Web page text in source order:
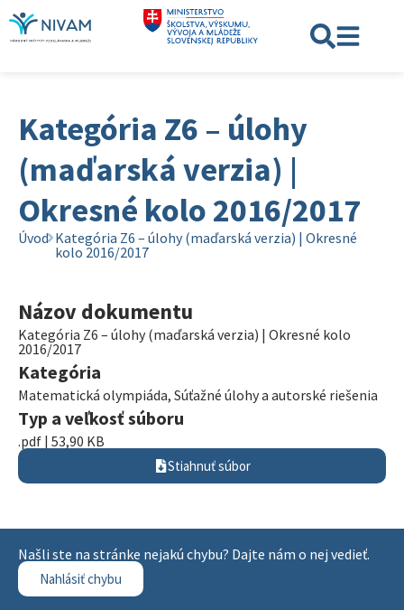
Kategória Z6 – úlohy
(maďarská verzia) |
Okresné kolo 2016/2017
Úvod Kategória Z6 – úlohy (maďarská verzia) | Okresné
kolo 2016/2017
Názov dokumentu
Kategória Z6 – úlohy (maďarská verzia) | Okresné kolo
2016/2017
Kategória
Matematická olympiáda, Súťažné úlohy a autorské riešenia
Typ a veľkosť súboru
.pdf | 53,90 KB
Stiahnuť súbor
Našli ste na stránke nejakú chybu? Dajte nám o nej vedieť.
Nahlásiť chybu